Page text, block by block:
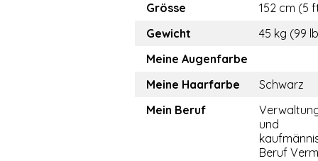
Grösse
152 cm (5
Gewicht
45 kg (99
Meine Augenfarbe
Meine Haarfarbe
Schwarz
Mein Beruf
und
Beruf